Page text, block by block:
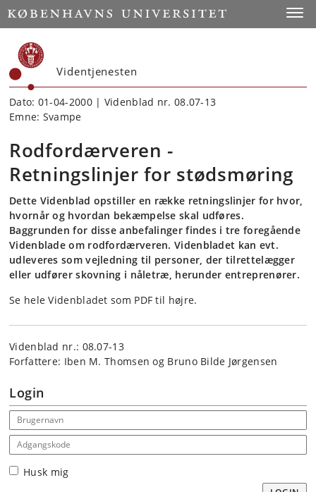
Start
Videntjenesten
Dato: 01-04-2000 | Videnblad nr. 08.07-13
Emne: Svampe
Rodfordærveren -
Retningslinjer for stødsmøring
Dette Videnblad opstiller en række retningslinjer for hvor,
hvornår og hvordan bekæmpelse skal udføres.
Baggrunden for disse anbefalinger findes i tre foregående
Videnblade om rodfordærveren. Videnbladet kan evt.
udleveres som vejledning til personer, der tilrettelægger
eller udfører skovning i nåletræ, herunder entreprenører.
Se hele Videnbladet som PDF til højre.
Videnblad nr.: 08.07-13
Forfattere: Iben M. Thomsen og Bruno Bilde Jørgensen
Login
Email address
Adgangskode
Husk mig